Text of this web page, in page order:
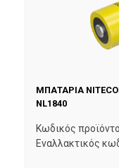
ΜΠΑΤΑΡΙΑ
NL1840
Κωδικός
Εναλλακτικός